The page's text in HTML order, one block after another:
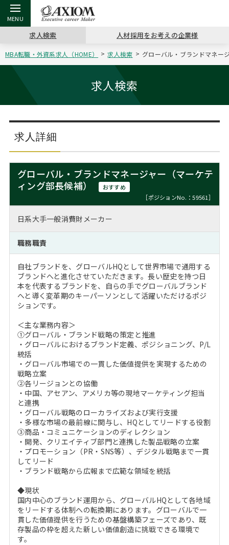
戻る
アクシアムの特長
戻る
コンサ
サービス案内
戻る
キャリ
コンサルタントの紹介
戻る
キャリア支援 TOP
キャリアデザイン講座
（最新求人市場動向）
戻る
MBAの
ステージ別アドバイス
MBAの転職事例
MBA留学生数の推移
戻る
日本か
インターン受入企業一覧
MBAを生かす求人特集
年齢と年収の相関図
戻る
転職ツール TOP
英文レジュメの書き方
戻る
パワー
職務経歴書の書き方
よくある面接Q&A集
戻る
転職コラム TOP
“展”職相談室
転職市場の明日をよめ
転職成功への4つの鍵
注目企業インタビュー
戻る
イベント・セミナー TOP
ジョブフェア
キャリアデザインセミナー
キャリアフォーラム
Career Talk Live
MBA NETWORKING
戻る
会社概要 TOP
沿革
主なクライアント
採用情報
ニュースリリース
求人検索 人材採用をお考えの企業様
MBA転職・外資系求人（HOME） 求人検索 グローバル・ブランドマネー
求人検索
求人詳細
グローバル・ブランドマネージャー（マーケテ
ィング部長候補）
おすすめ
［ポジションNo.：59561］
日系大手一般消費財メーカー
職務職責
自社ブランドを、グローバルHQとして世界市場で通用する
ブランドへと進化させていただきます。長い歴史を持つ日
本を代表するブランドを、自らの手でグローバルブランド
へと導く変革期のキーパーソンとして活躍いただけるポジ
ションです。
＜主な業務内容＞
①グローバル・ブランド戦略の策定と推進
・グローバルにおけるブランド定義、ポジショニング、P/L
統括
・グローバル市場での一貫した価値提供を実現するための
戦略立案
②各リージョンとの協働
・中国、アセアン、アメリカ等の現地マーケティング担当
と連携
・グローバル戦略のローカライズおよび実行支援
・多様な市場の最前線に関与し、HQとしてリードする役割
③商品・コミュニケーションのディレクション
・開発、クリエイティブ部門と連携した製品戦略の立案
・プロモーション（PR・SNS等）、デジタル戦略まで一貫
してリード
・ブランド戦略から広報まで広範な領域を統括
◆現状
国内中心のブランド運用から、グローバルHQとして各地域
をリードする体制への転換期にあります。グローバルで一
貫した価値提供を行うための基盤構築フェーズであり、既
存製品の枠を超えた新しい価値創造に挑戦できる環境で
す。